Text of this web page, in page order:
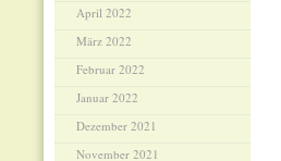
April 2022
März 2022
Februar 2022
Januar 2022
Dezember 2021
November 2021